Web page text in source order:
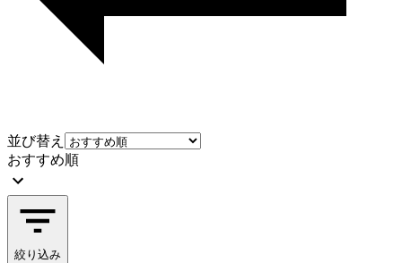
並び替え
おすすめ順
絞り込み